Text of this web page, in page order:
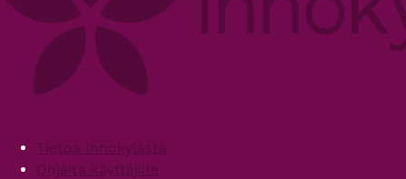
FooterTietoa Innokylästä
Ohjeita käyttäjille